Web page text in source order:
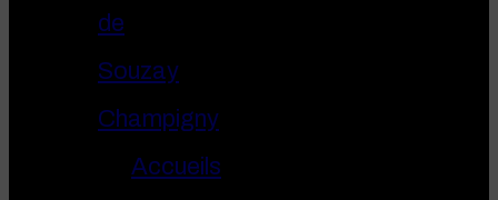
de
Souzay
Champigny
Accueils